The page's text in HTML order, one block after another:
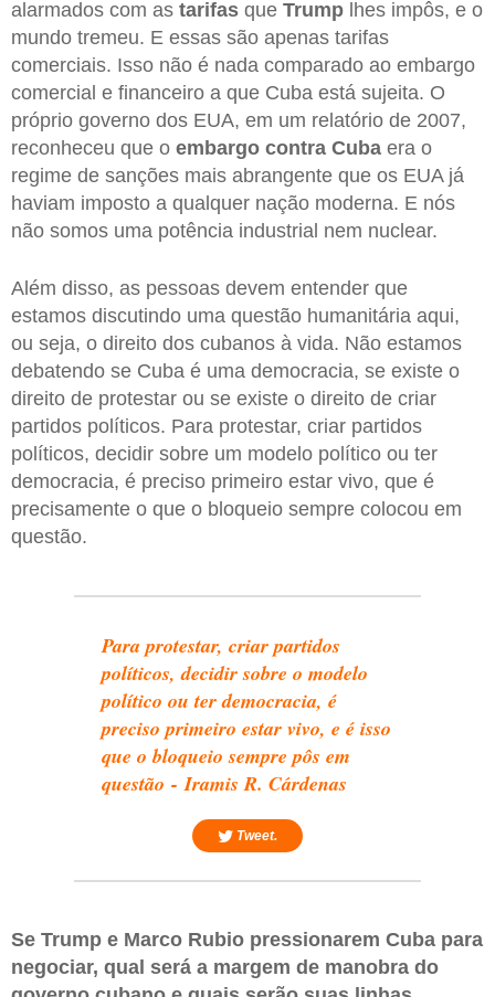
alarmados com as tarifas que Trump lhes impôs, e o
mundo tremeu. E essas são apenas tarifas
comerciais. Isso não é nada comparado ao embargo
comercial e financeiro a que Cuba está sujeita. O
próprio governo dos EUA, em um relatório de 2007,
reconheceu que o embargo contra Cuba era o
regime de sanções mais abrangente que os EUA já
haviam imposto a qualquer nação moderna. E nós
não somos uma potência industrial nem nuclear.
Além disso, as pessoas devem entender que
estamos discutindo uma questão humanitária aqui,
ou seja, o direito dos cubanos à vida. Não estamos
debatendo se Cuba é uma democracia, se existe o
direito de protestar ou se existe o direito de criar
partidos políticos. Para protestar, criar partidos
políticos, decidir sobre um modelo político ou ter
democracia, é preciso primeiro estar vivo, que é
precisamente o que o bloqueio sempre colocou em
questão.
Para protestar, criar partidos
políticos, decidir sobre o modelo
político ou ter democracia, é
preciso primeiro estar vivo, e é isso
que o bloqueio sempre pôs em
questão - Iramis R. Cárdenas
Tweet.
Se Trump e Marco Rubio pressionarem Cuba para
negociar, qual será a margem de manobra do